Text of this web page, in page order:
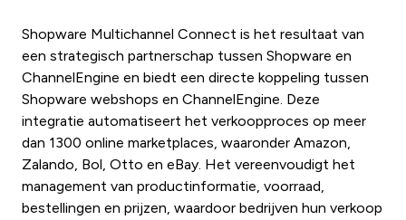
Shopware Multichannel Connect is het resultaat van
een strategisch partnerschap tussen Shopware en
ChannelEngine en biedt een directe koppeling tussen
Shopware webshops en ChannelEngine. Deze
integratie automatiseert het verkoopproces op meer
dan 1300 online marketplaces, waaronder Amazon,
Zalando, Bol, Otto en eBay. Het vereenvoudigt het
management van productinformatie, voorraad,
bestellingen en prijzen, waardoor bedrijven hun verkoop